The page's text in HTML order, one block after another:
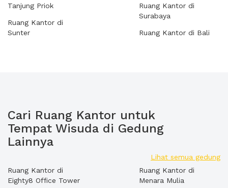
Tanjung Priok
Ruang Kantor di
Sunter
Ruang Kantor di
Surabaya
Ruang Kantor di Bali
Cari Ruang Kantor untuk
Tempat Wisuda di Gedung
Lainnya
Lihat semua gedung
Ruang Kantor di
Eighty8 Office Tower
Ruang Kantor di
Menara Mulia